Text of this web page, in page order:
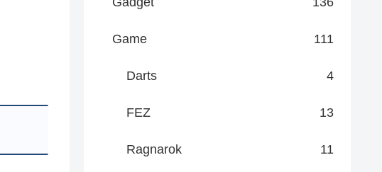
Game 111
Darts 4
FEZ 13
Ragnarok 11